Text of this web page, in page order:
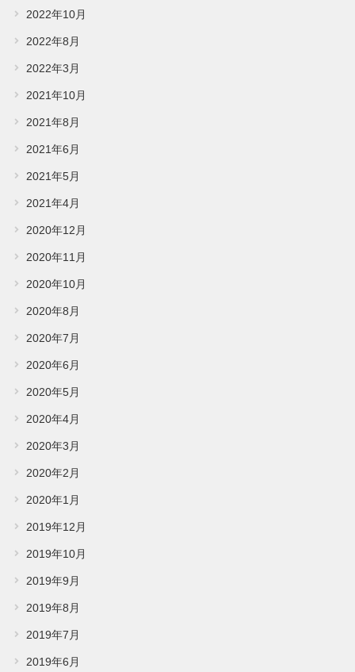
2022年10月
2022年8月
2022年3月
2021年10月
2021年8月
2021年6月
2021年5月
2021年4月
2020年12月
2020年11月
2020年10月
2020年8月
2020年7月
2020年6月
2020年5月
2020年4月
2020年3月
2020年2月
2020年1月
2019年12月
2019年10月
2019年9月
2019年8月
2019年7月
2019年6月